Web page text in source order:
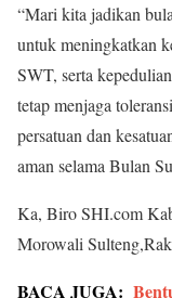
“Mari kita jadikan
untuk meningkatkan
SWT, serta
tetap menjaga
persatuan dan
aman selama Bulan
Ka, Biro SHI.com
Morowali
BACA JUGA: